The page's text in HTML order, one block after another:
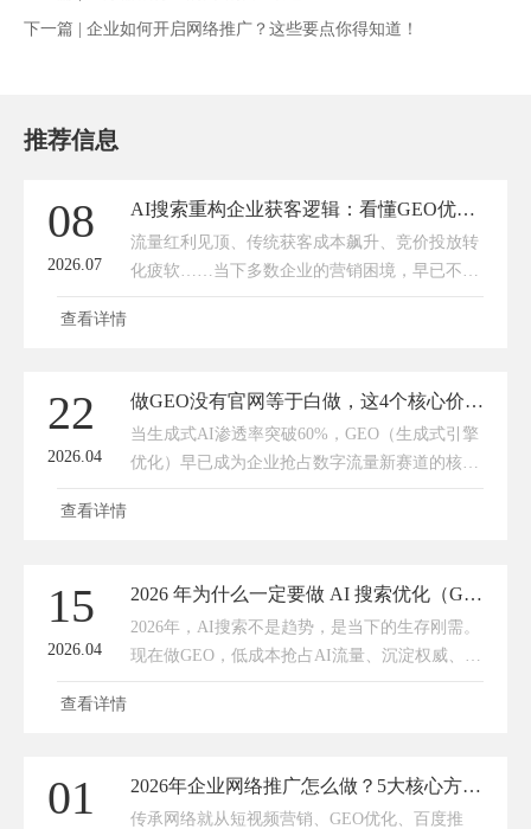
下一篇 | 企业如何开启网络推广？这些要点你得知道！
推荐信息
08
2026.07
AI搜索重构企业获客逻辑：看懂GEO优化，才懂官网为何是流量终极底盘
流量红利见顶、传统获客成本飙升、竞价投放转
化疲软……当下多数企业的营销困境，早已不
是“没渠道”，而是找不到精准客户、留不住有效
查看详情
22
2026.04
做GEO没有官网等于白做，这4个核心价值缺一不可
当生成式AI渗透率突破60%，GEO（生成式引擎
优化）早已成为企业抢占数字流量新赛道的核心
抓手——它通过结构化内容适配AI知识图谱，让
查看详情
15
2026.04
2026 年为什么一定要做 AI 搜索优化（GEO）？现在不做，以后更难做！
2026年，AI搜索不是趋势，是当下的生存刚需。
现在做GEO，低成本抢占AI流量、沉淀权威、锁
定客户；再观望，成本翻倍、竞争白热化、被AI
查看详情
01 2026年企业网络推广怎么做？5大核心方向，打通获客闭环
传承网络就从短视频营销、GEO优化、百度推